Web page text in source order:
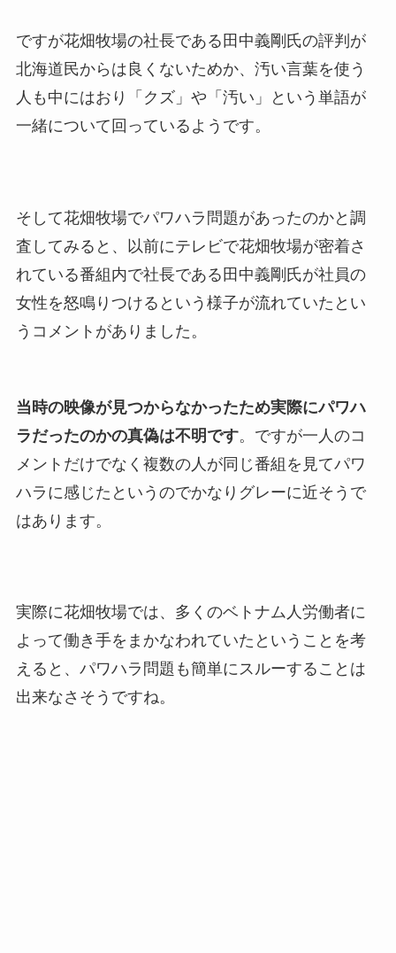
ですが花畑牧場の社長である田中義剛氏の評判が
北海道民からは良くないためか、汚い言葉を使う
人も中にはおり「クズ」や「汚い」という単語が
一緒について回っているようです。
そして花畑牧場でパワハラ問題があったのかと調
査してみると、以前にテレビで花畑牧場が密着さ
れている番組内で社長である田中義剛氏が社員の
女性を怒鳴りつけるという様子が流れていたとい
うコメントがありました。
当時の映像が見つからなかったため実際にパワハ
ラだったのかの真偽は不明です。ですが一人のコ
メントだけでなく複数の人が同じ番組を見てパワ
ハラに感じたというのでかなりグレーに近そうで
はあります。
実際に花畑牧場では、多くのベトナム人労働者に
よって働き手をまかなわれていたということを考
えると、パワハラ問題も簡単にスルーすることは
出来なさそうですね。